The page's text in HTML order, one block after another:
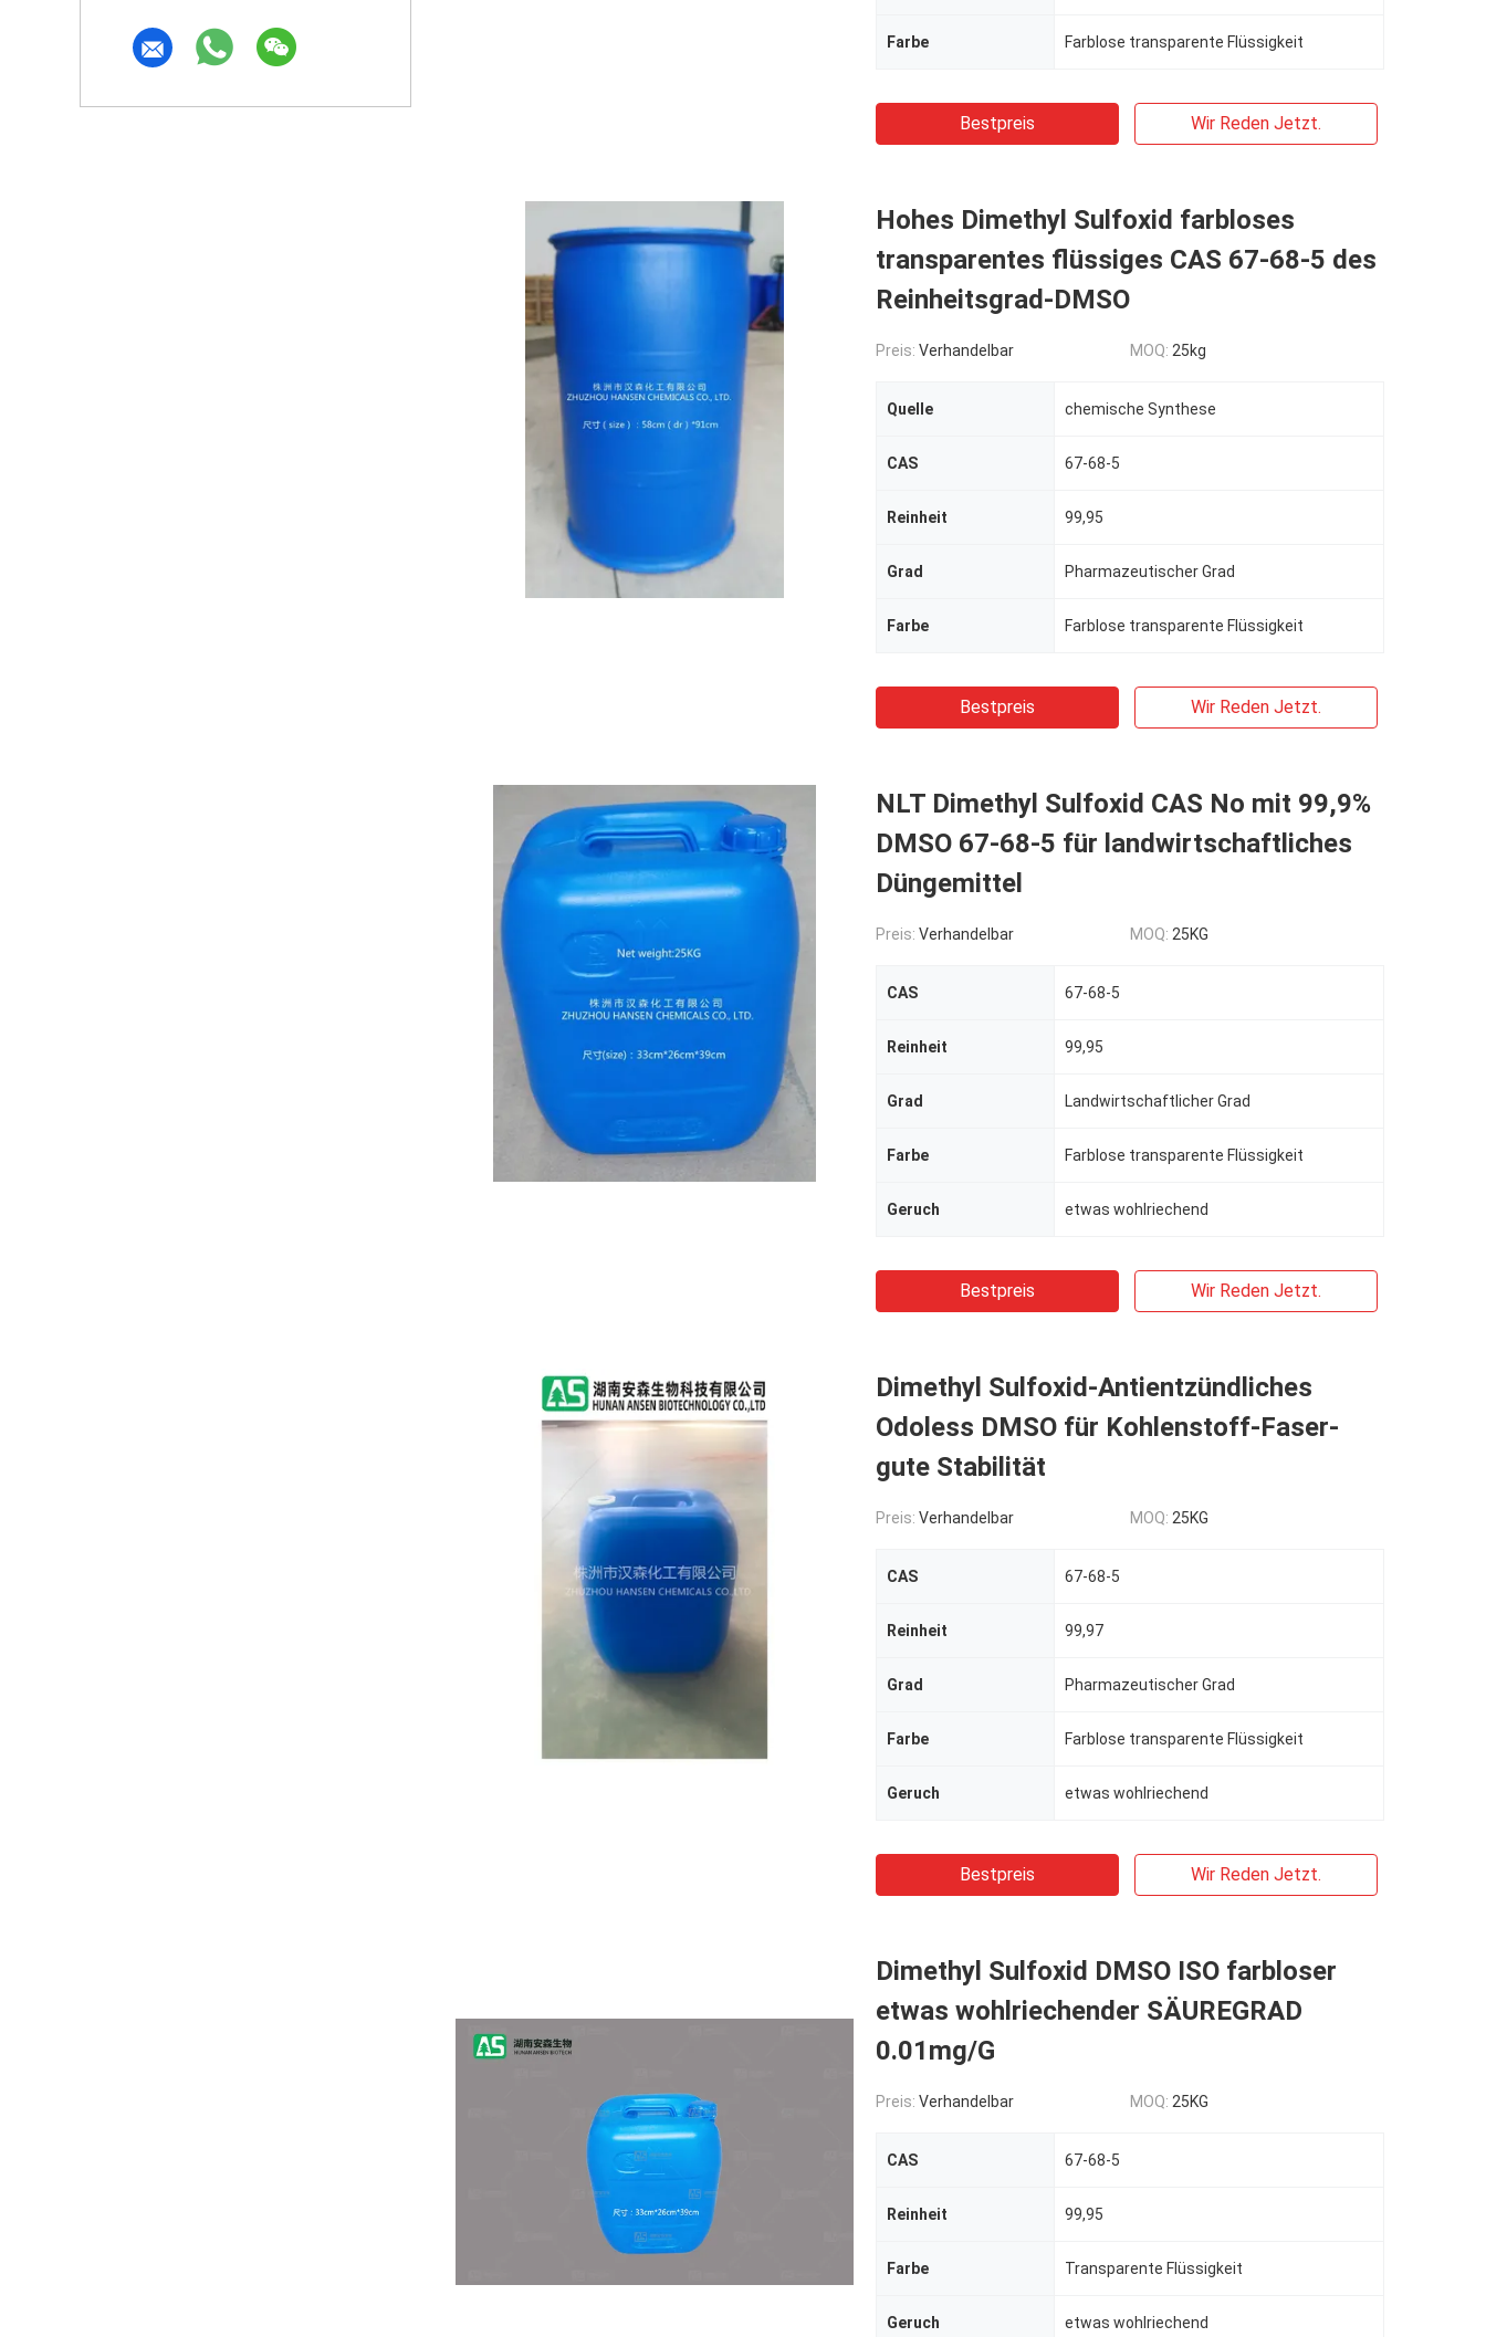
Farbe Farblose transparente Flüssigkeit
Bestpreis Wir Reden Jetzt.
Hohes Dimethyl Sulfoxid farbloses
transparentes flüssiges CAS 67-68-5 des
Reinheitsgrad-DMSO
Preis: Verhandelbar MOQ: 25kg
Quelle chemische Synthese
CAS 67-68-5
Reinheit 99,95
Grad Pharmazeutischer Grad
Farbe Farblose transparente Flüssigkeit
Bestpreis Wir Reden Jetzt.
NLT Dimethyl Sulfoxid CAS No mit 99,9%
DMSO 67-68-5 für landwirtschaftliches
Düngemittel
Preis: Verhandelbar MOQ: 25KG
CAS 67-68-5
Reinheit 99,95
Grad Landwirtschaftlicher Grad
Farbe Farblose transparente Flüssigkeit
Geruch etwas wohlriechend
Bestpreis Wir Reden Jetzt.
Dimethyl Sulfoxid-Antientzündliches
Odoless DMSO für Kohlenstoff-Faser-
gute Stabilität
Preis: Verhandelbar MOQ: 25KG
CAS 67-68-5
Reinheit 99,97
Grad Pharmazeutischer Grad
Farbe Farblose transparente Flüssigkeit
Geruch etwas wohlriechend
Bestpreis Wir Reden Jetzt.
Dimethyl Sulfoxid DMSO ISO farbloser
etwas wohlriechender SÄUREGRAD
0.01mg/G
Preis: Verhandelbar MOQ: 25KG
CAS 67-68-5
Reinheit 99,95
Farbe Transparente Flüssigkeit
Geruch etwas wohlriechend